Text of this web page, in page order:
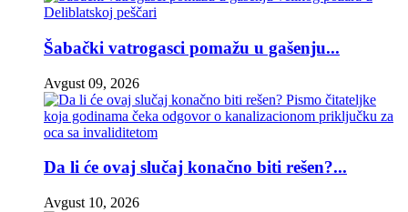
Šabački vatrogasci pomažu u gašenju...
Avgust 09, 2026
Da li će ovaj slučaj konačno biti rešen?...
Avgust 10, 2026